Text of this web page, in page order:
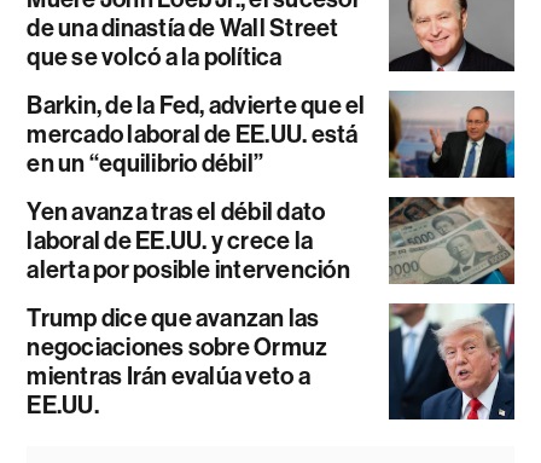
de una dinastía de Wall Street
que se volcó a la política
Barkin, de la Fed, advierte que el
mercado laboral de EE.UU. está
en un “equilibrio débil”
Yen avanza tras el débil dato
laboral de EE.UU. y crece la
alerta por posible intervención
Trump dice que avanzan las
negociaciones sobre Ormuz
mientras Irán evalúa veto a
EE.UU.